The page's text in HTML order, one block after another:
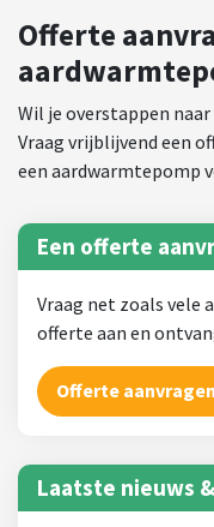
Offerte
Wil je overstappen
Vraag vrijblijvend een
een aardwarmtepomp
Een offerte
Vraag net zoals vele
offerte aan en
Offerte aanvragen
Laatste nieuws